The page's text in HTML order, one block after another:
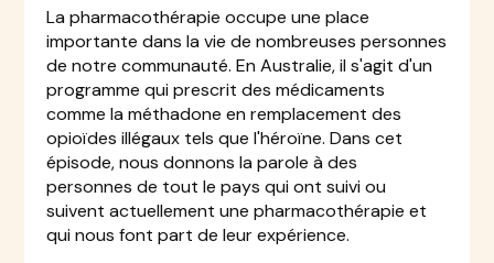
La pharmacothérapie occupe une place
importante dans la vie de nombreuses personnes
de notre communauté. En Australie, il s'agit d'un
programme qui prescrit des médicaments
comme la méthadone en remplacement des
opioïdes illégaux tels que l'héroïne. Dans cet
épisode, nous donnons la parole à des
personnes de tout le pays qui ont suivi ou
suivent actuellement une pharmacothérapie et
qui nous font part de leur expérience.